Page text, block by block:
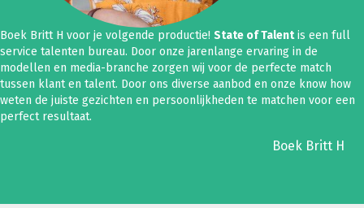
Boek Britt H voor je volgende productie! State of Talentis een full
service talenten bureau. Door onze jarenlange ervaring in de
modellen en media-branche zorgen wij voor de perfecte match
tussen klant en talent. Door ons diverse aanbod en onze know how
weten de juiste gezichten en persoonlijkheden te matchen voor een
perfect resultaat.
Boek Britt H